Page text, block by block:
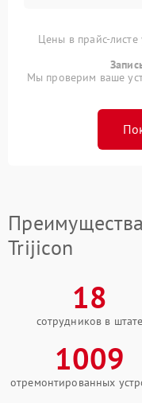
Цены в прайс-
Мы проверим ваше
Trijicon
18
сотрудников в штате
1009
отремонтированных